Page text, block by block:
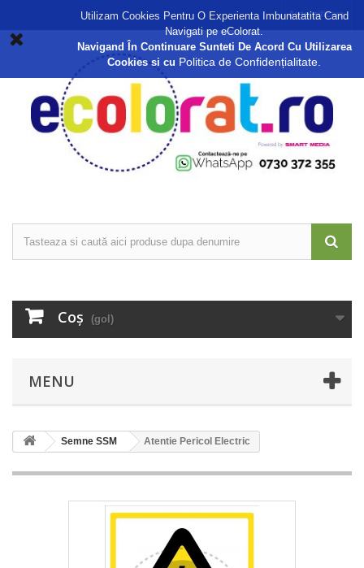
Autentificare
Coş (gol)
MENU
Semne SSM Atentie Pericol Electric
Utilizam Cookies Pentru O Experienta Imbunatatita Cand
Navigati pe eColorat.
Navigand În Continuare Sunteti De Acord Cu Utilizarea
Cookies si cu Politica de Confidențialitate.